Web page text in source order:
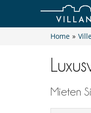
Home »
Mieten